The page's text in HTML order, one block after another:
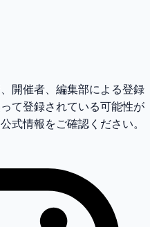
開催者、編集部による登録
て登録されている可能性が
式情報をご確認ください。